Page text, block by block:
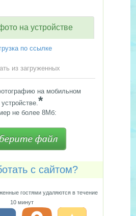
на устройстве
по ссылке
из загруженных
на мобильном
устройстве.*
не более 8Мб:
с сайтом?
гостями удаляются в течение
10 минут